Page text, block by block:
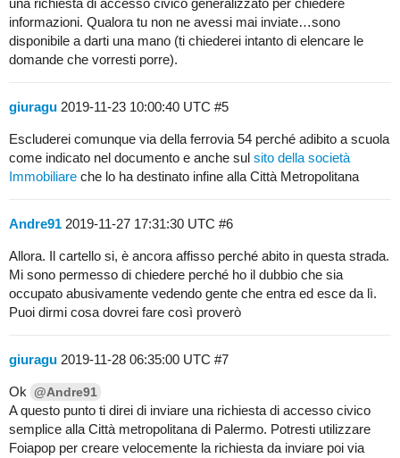
una richiesta di accesso civico generalizzato per chiedere
informazioni. Qualora tu non ne avessi mai inviate…sono
disponibile a darti una mano (ti chiederei intanto di elencare le
domande che vorresti porre).
giuragu 2019-11-23 10:00:40 UTC #5
Escluderei comunque via della ferrovia 54 perché adibito a scuola
come indicato nel documento e anche sul sito della società
Immobiliare che lo ha destinato infine alla Città Metropolitana
Andre91 2019-11-27 17:31:30 UTC #6
Allora. Il cartello si, è ancora affisso perché abito in questa strada.
Mi sono permesso di chiedere perché ho il dubbio che sia
occupato abusivamente vedendo gente che entra ed esce da lì.
Puoi dirmi cosa dovrei fare così proverò
giuragu 2019-11-28 06:35:00 UTC #7
Ok @Andre91
A questo punto ti direi di inviare una richiesta di accesso civico
semplice alla Città metropolitana di Palermo. Potresti utilizzare
Foiapop per creare velocemente la richiesta da inviare poi via